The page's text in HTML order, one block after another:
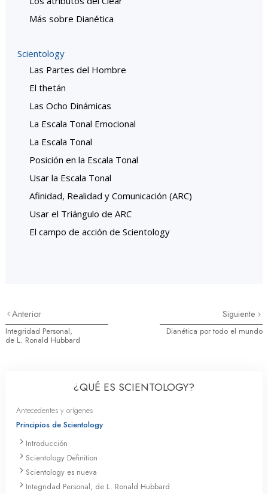
Más sobre Dianética
Scientology
Las Partes del Hombre
El thetán
Las Ocho Dinámicas
La Escala Tonal Emocional
La Escala Tonal
Posición en la Escala Tonal
Usar la Escala Tonal
Afinidad, Realidad y Comunicación (ARC)
Usar el Triángulo de ARC
El campo de acción de Scientology
Anterior
Integridad Personal,
de L. Ronald Hubbard
Siguiente
Dianética por todo el mundo
¿QUÉ ES SCIENTOLOGY?
Antecedentes y orígenes
Principios de Scientology
Introducción
Scientology Definition
Scientology es nueva
Integridad Personal, de L. Ronald Hubbard